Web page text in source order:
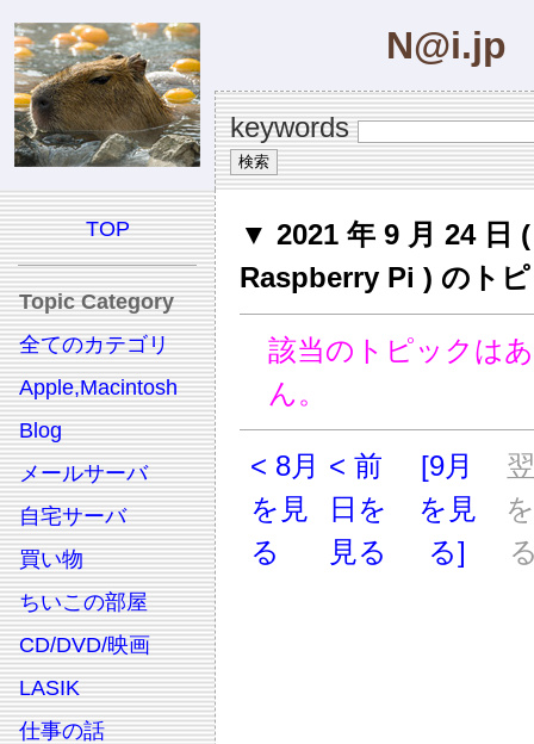
N@i.jp
keywords
TOP
Topic Category
全てのカテゴリ
Apple,Macintosh
Blog
メールサーバ
自宅サーバ
買い物
ちいこの部屋
CD/DVD/映画
LASIK
仕事の話
▼ 2021 年 9 月 24 日 (
Raspberry Pi ) のト
該当のトピックは
ん。
< 8月
を見
る
< 前
日を
見る
[9月
を見
る]